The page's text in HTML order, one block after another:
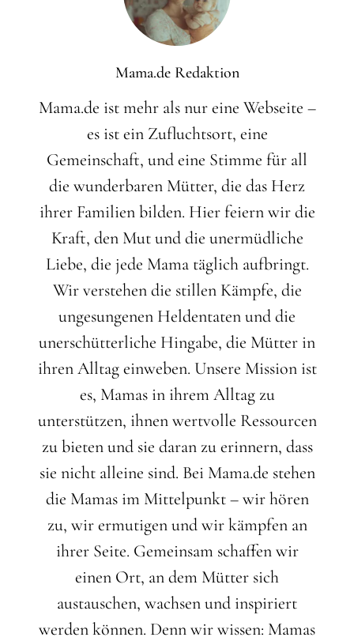
Mama.de Redaktion
Mama.de ist mehr als nur eine Webseite –
es ist ein Zufluchtsort, eine
Gemeinschaft, und eine Stimme für all
die wunderbaren Mütter, die das Herz
ihrer Familien bilden. Hier feiern wir die
Kraft, den Mut und die unermüdliche
Liebe, die jede Mama täglich aufbringt.
Wir verstehen die stillen Kämpfe, die
ungesungenen Heldentaten und die
unerschütterliche Hingabe, die Mütter in
ihren Alltag einweben. Unsere Mission ist
es, Mamas in ihrem Alltag zu
unterstützen, ihnen wertvolle Ressourcen
zu bieten und sie daran zu erinnern, dass
sie nicht alleine sind. Bei Mama.de stehen
die Mamas im Mittelpunkt – wir hören
zu, wir ermutigen und wir kämpfen an
ihrer Seite. Gemeinsam schaffen wir
einen Ort, an dem Mütter sich
austauschen, wachsen und inspiriert
werden können. Denn wir wissen: Mamas